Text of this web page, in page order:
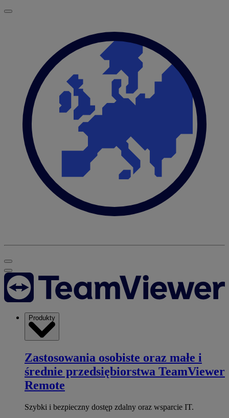
Produkty
Zastosowania osobiste oraz małe i
średnie przedsiębiorstwa TeamViewer
Remote
Szybki i bezpieczny dostęp zdalny oraz wsparcie IT.